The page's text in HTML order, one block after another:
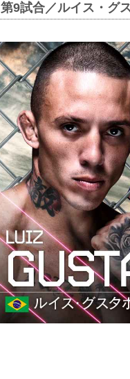
第9試合／ルイス・グ